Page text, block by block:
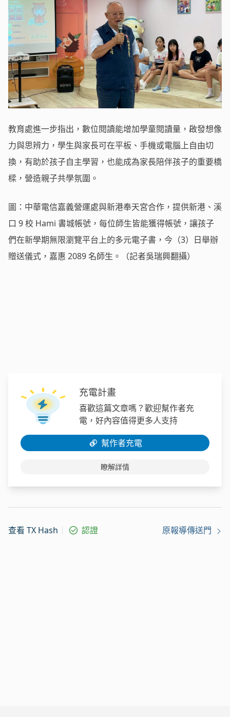
教育處進一步指出，數位閱讀能增加學童閱讀量，啟發想像
力與思辨力，學生與家長可在平板、手機或電腦上自由切
換，有助於孩子自主學習，也能成為家長陪伴孩子的重要橋
樑，營造親子共學氛圍。
圖：中華電信嘉義營運處與新港奉天宮合作，提供新港、溪
口 9 校 Hami 書城帳號，每位師生皆能獲得帳號，讓孩子
們在新學期無限瀏覽平台上的多元電子書，今（3）日舉辦
贈送儀式，嘉惠 2089 名師生。（記者吳瑞興翻攝）
充電計畫
喜歡這篇文章嗎？歡迎幫作者充
電，好內容值得更多人支持
幫作者充電
瞭解詳情
查看 TX Hash 認證 原報導傳送門